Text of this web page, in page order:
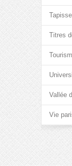
Titres
Vallée
Vie